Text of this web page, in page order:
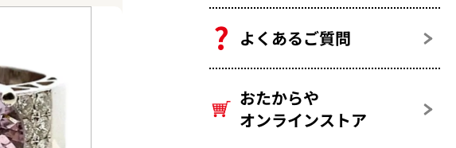
よくあるご質問
おたからや
オンラインストア